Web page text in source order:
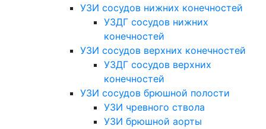
УЗИ сосудов нижних конечностей
УЗДГ сосудов нижних
конечностей
УЗИ сосудов верхних конечностей
УЗДГ сосудов верхних
конечностей
УЗИ сосудов брюшной полости
УЗИ чревного ствола
УЗИ брюшной аорты